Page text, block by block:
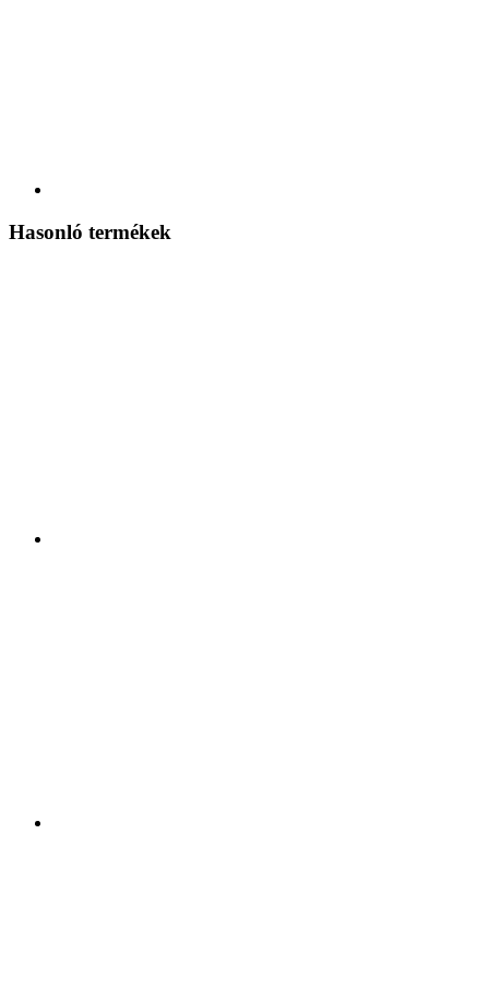
Hasonló termékek